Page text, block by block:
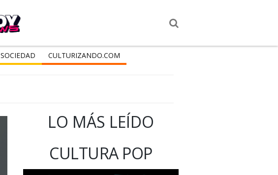
SOCIEDAD CULTURIZANDO.COM
LO MÁS LEÍDO
CULTURA POP